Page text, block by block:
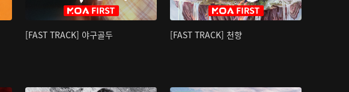
[FAST TRACK] 야구골두 [FAST TRACK] 천향